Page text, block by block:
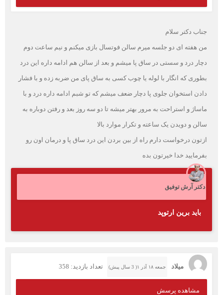
جناب دکتر سلام
من هفته ای دو جلسه میرم سالن فوتسال بازی میکنم و نیم ساعت دوم
دچار درد و سستی در ساق پا میشم و بعد از سالن هم ادامه داره این درد
بطوری که انگار با لوله یا چوب کسی به ساق پای من ضربه زده و با فشار
دادن استخوان جلوی پا دچار ضعف میشم که تو شبم ادامه داره درد و با
ماساژ و استراحت به مرور بهتر میشه تا دو سه روز بعد و رفتن دوباره به
سالن و دویدن یک ساعته و تکرار موارد بالا
ازتون درخواست دارم راه از بین بردن این درد ساق پا و درمان اون رو
بفرمایید خدا خیرتون بده
دکتر آرش توفیق
باید برین ارتوپد
میلاد جمعه ۱۸ آذر ۱( 3 سال پیش) تعداد بازدید: 358
مشاهده پرسش